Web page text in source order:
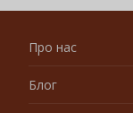
Про нас
Блог